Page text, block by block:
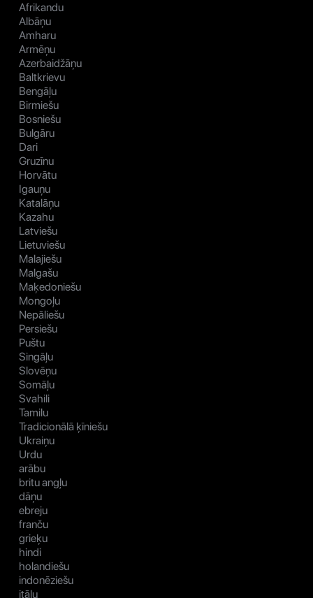
Afrikandu
Albāņu
Amharu
Armēņu
Azerbaidžāņu
Baltkrievu
Bengāļu
Birmiešu
Bosniešu
Bulgāru
Dari
Gruzīnu
Horvātu
Igauņu
Katalāņu
Kazahu
Latviešu
Lietuviešu
Malajiešu
Malgašu
Maķedoniešu
Mongoļu
Nepāliešu
Persiešu
Puštu
Singāļu
Slovēņu
Somāļu
Svahili
Tamilu
Tradicionālā ķīniešu
Ukraiņu
Urdu
arābu
britu angļu
dāņu
ebreju
franču
grieķu
hindi
holandiešu
indonēziešu
itāļu